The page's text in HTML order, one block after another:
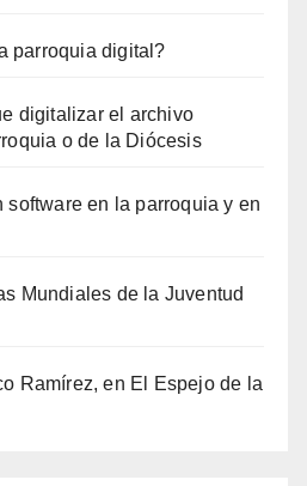
parroquia digital?
digitalizar el archivo
o de la Diócesis
software en la parroquia y en
Mundiales de la Juventud
Ramírez, en El Espejo de la